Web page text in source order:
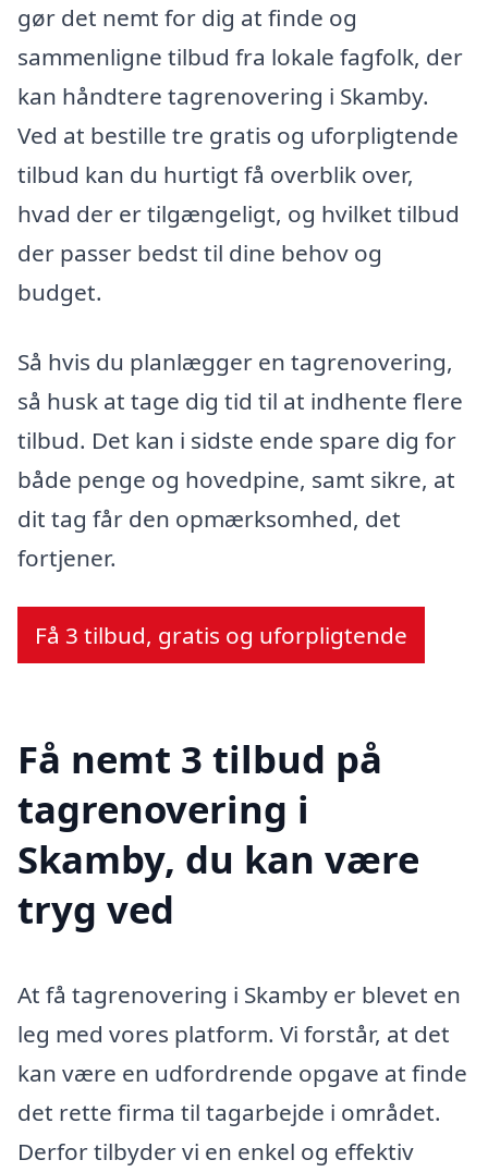
gør det nemt for dig at finde og
sammenligne tilbud fra lokale fagfolk, der
kan håndtere tagrenovering i Skamby.
Ved at bestille tre gratis og uforpligtende
tilbud kan du hurtigt få overblik over,
hvad der er tilgængeligt, og hvilket tilbud
der passer bedst til dine behov og
budget.
Så hvis du planlægger en tagrenovering,
så husk at tage dig tid til at indhente flere
tilbud. Det kan i sidste ende spare dig for
både penge og hovedpine, samt sikre, at
dit tag får den opmærksomhed, det
fortjener.
Få 3 tilbud, gratis og uforpligtende
Få nemt 3 tilbud på
tagrenovering i
Skamby, du kan være
tryg ved
At få tagrenovering i Skamby er blevet en
leg med vores platform. Vi forstår, at det
kan være en udfordrende opgave at finde
det rette firma til tagarbejde i området.
Derfor tilbyder vi en enkel og effektiv